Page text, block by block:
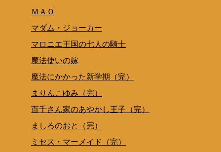
ＭＡＯ
マダム・ジョーカー
マロニエ王国の七人の騎士
魔法使いの嫁
魔法にかかった新学期（完）
まりんこゆみ（完）
百千さん家のあやかし王子（完）
ましろのおと（完）
ミセス・マーメイド（完）